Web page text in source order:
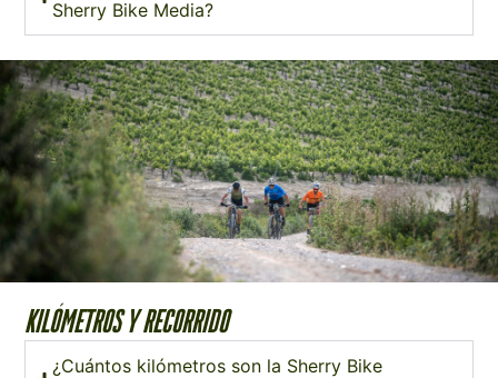
Sherry Bike Media?
KILÓMETROS y RECORRIDO
¿Cuántos kilómetros son la Sherry Bike